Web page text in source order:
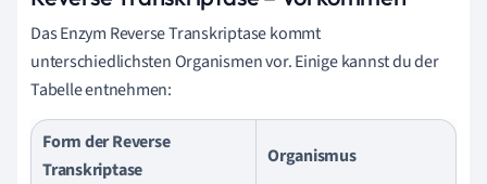
Das Enzym Reverse Transkriptase kommt
unterschiedlichsten Organismen vor. Einige kannst du der
Tabelle entnehmen:
Form der Reverse
Transkriptase
Organismus